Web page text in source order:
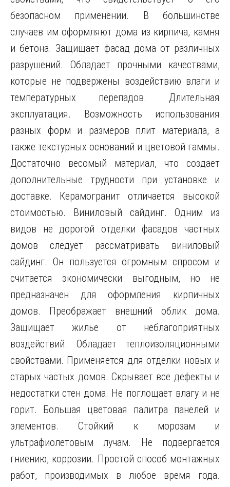
безопасном применении. В большинстве
случаев им оформляют дома из кирпича, камня
и бетона. Защищает фасад дома от различных
разрушений. Обладает прочными качествами,
которые не подвержены воздействию влаги и
температурных перепадов. Длительная
эксплуатация. Возможность использования
разных форм и размеров плит материала, а
также текстурных оснований и цветовой гаммы.
Достаточно весомый материал, что создает
дополнительные трудности при установке и
доставке. Керамогранит отличается высокой
стоимостью. Виниловый сайдинг. Одним из
видов не дорогой отделки фасадов частных
домов следует рассматривать виниловый
сайдинг. Он пользуется огромным спросом и
считается экономически выгодным, но не
предназначен для оформления кирпичных
домов. Преображает внешний облик дома.
Защищает жилье от неблагоприятных
воздействий. Обладает теплоизоляционными
свойствами. Применяется для отделки новых и
старых частых домов. Скрывает все дефекты и
недостатки стен дома. Не поглощает влагу и не
горит. Большая цветовая палитра панелей и
элементов. Стойкий к морозам и
ультрафиолетовым лучам. Не подвергается
гниению, коррозии. Простой способ монтажных
работ, производимых в любое время года.